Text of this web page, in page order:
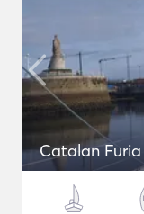
Catalan Furia